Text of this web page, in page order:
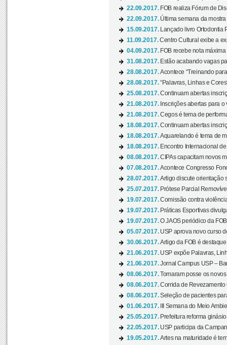
22.09.2017. FOB realiza Fórum de
22.09.2017. Última semana da mostra
15.09.2017.
Lançado livro Ortodontia
11.09.2017.Centro Cultural exibe a
04.09.2017. FOB recebe nota
31.08.2017. Estão acabando vagas
28.08.2017.Acontece “Treinando
28.08.2017.“Palavras, Linhas e
25.08.2017.Continuam abertas
21.08.2017. Inscrições abertas para
21.08.2017.Cegos é tema de
18.08.2017.Continuam abertas
18.08.2017.Aquarelando é tema de
18.08.2017. Encontro Internacional
08.08.2017.CIPAs capacitam novos
07.08.2017.Acontece Congresso
28.07.2017.Artigo discute orientação
25.07.2017. Prótese Parcial
19.07.2017.Comissão contra
19.07.2017. Práticas Esportivas
19.07.2017.O JAOS periódico da
05.07.2017. USP aprova novo curso
30.06.2017.Artigo da FOB é
21.06.2017. USP expõe Palavras,
21.06.2017.Jornal Campus USP –
08.06.2017.Tomaram posse os
08.06.2017.Corrida de Revezamento
08.06.2017.Seleção de pacientes
01.06.2017.
III Semana do Meio
25.05.2017. Prefeitura reforma
22.05.2017. USP participa da
19.05.2017.Artes na maturidade é